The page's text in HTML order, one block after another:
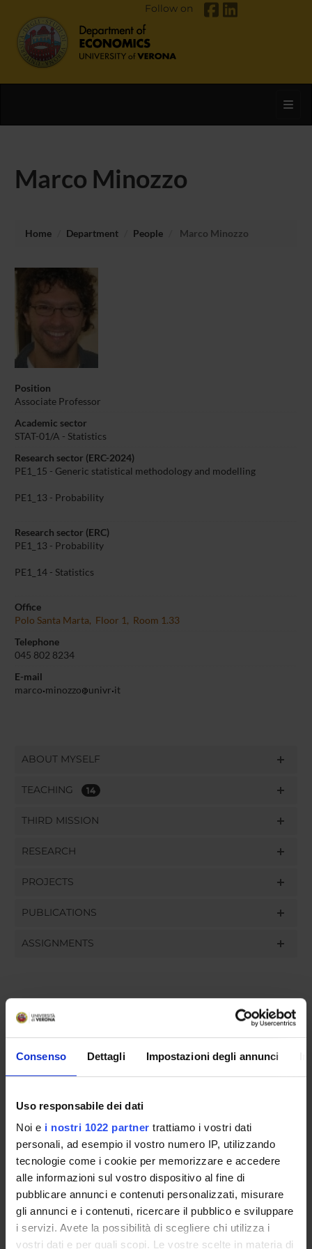
Consenso Dettagli Impostazioni degli annunci
Uso responsabile dei dati
Noi e i nostri 1022 partner trattiamo i vostri dati
personali, ad esempio il vostro numero IP, utilizzando
tecnologie come i cookie per memorizzare e accedere
alle informazioni sul vostro dispositivo al fine di
pubblicare annunci e contenuti personalizzati, misurare
gli annunci e i contenuti, ricercare il pubblico e sviluppare
i servizi. Avete la possibilità di scegliere chi utilizza i
vostri dati e per quali scopi. Le vostre scelte in materia di
Follow on
Marco Minozzo
Home Department People Marco Minozzo
Position
Associate Professor
Academic sector
STAT-01/A - Statistics
Research sector (ERC-2024)
PE1_15 - Generic statistical methodology and modelling
PE1_13 - Probability
Research sector (ERC)
PE1_13 - Probability
PE1_14 - Statistics
Office
Polo Santa Marta, Floor 1, Room 1.33
Telephone
045 802 8234
E-mail
marco minozzo univr it
ABOUT MYSELF
TEACHING 14
THIRD MISSION
RESEARCH
PROJECTS
PUBLICATIONS
ASSIGNMENTS
ORGANISATION
COMMITTEES
DEPARTMENT ADMINISTRATION OFFICES
STUDENT ADMINISTRATION OFFICES
DEPARTMENT FACILITIES
RESEARCH LABORATORIES
RESEARCH CENTRES